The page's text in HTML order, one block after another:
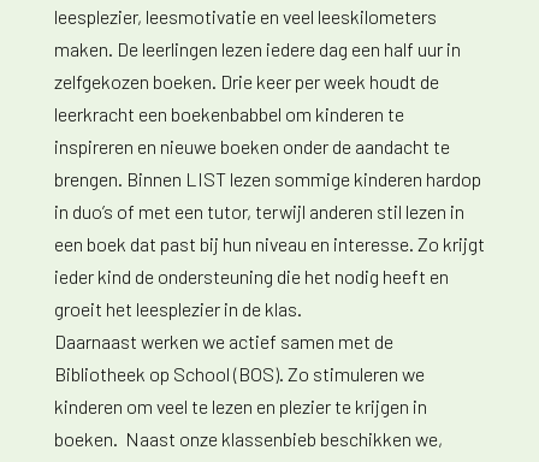
leesplezier, leesmotivatie en veel leeskilometers
maken. De leerlingen lezen iedere dag een half uur in
zelfgekozen boeken. Drie keer per week houdt de
leerkracht een boekenbabbel om kinderen te
inspireren en nieuwe boeken onder de aandacht te
brengen. Binnen LIST lezen sommige kinderen hardop
in duo’s of met een tutor, terwijl anderen stil lezen in
een boek dat past bij hun niveau en interesse. Zo krijgt
ieder kind de ondersteuning die het nodig heeft en
groeit het leesplezier in de klas.
Daarnaast werken we actief samen met de
Bibliotheek op School (BOS). Zo stimuleren we
kinderen om veel te lezen en plezier te krijgen in
boeken. Naast onze klassenbieb beschikken we,